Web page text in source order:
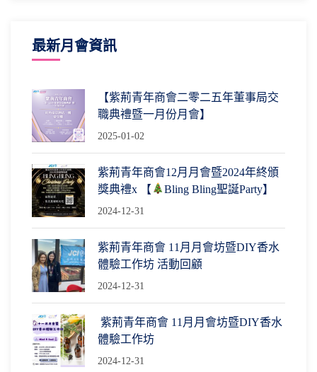
最新月會資訊
【紫荊青年商會二零二五年董事局交
職典禮暨一月份月會】
2025-01-02
紫荊青年商會12月月會暨2024年終頒
獎典禮x 【
Bling Bling聖誕Party】
2024-12-31
紫荊青年商會 11月月會坊暨DIY香水
體驗工作坊 活動回顧
2024-12-31
紫荊青年商會 11月月會坊暨DIY香水
體驗工作坊
2024-12-31